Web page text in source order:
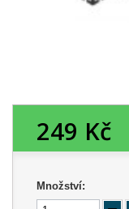
249 Kč
Množství: